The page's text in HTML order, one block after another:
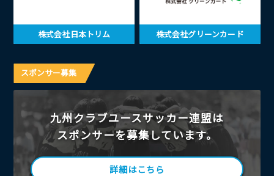
株式会社日本トリム 株式会社グリーンカード
スポンサー募集
九州クラブユースサッカー連盟は
スポンサーを募集しています。
詳細はこちら